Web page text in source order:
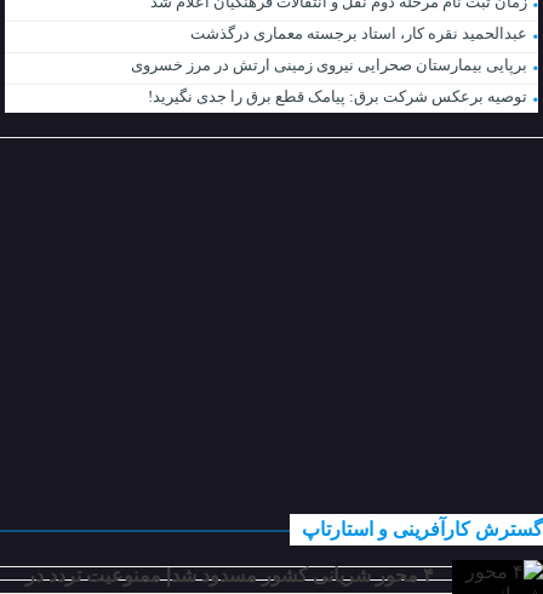
عبدالحمید نقره کار، استاد برجسته معماری درگذشت
برپایی بیمارستان صحرایی نیروی زمینی ارتش در مرز خسروی
توصیه برعکس شرکت برق: پیامک قطع برق را جدی نگیرید!
گسترش کارآفرینی و استارتاپ
۴ محور شریانی کشور مسدود شد| ممنوعیت تردد در